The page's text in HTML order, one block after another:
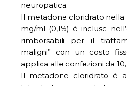
neuropatica.
Il metadone cloridrato nella
mg/ml (0,1%) è incluso
rimborsabili per il
maligni” con un costo
applica alle confezioni da
Il metadone cloridrato è